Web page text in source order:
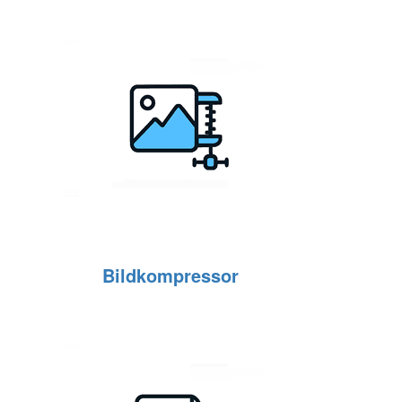
Bildkompressor